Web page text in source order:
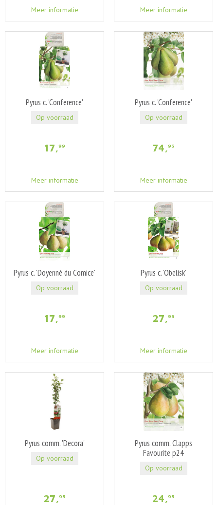
Meer informatie Meer informatie
Pyrus c. 'Conference'
17,99
Meer informatie
Op voorraad
Pyrus c. 'Conference'
74,95
Meer informatie
Op voorraad
Pyrus c. 'Doyenné du Comice'
17,99
Meer informatie
Op voorraad
Pyrus c. 'Obelisk'
27,95
Meer informatie
Op voorraad
Pyrus comm. 'Decora'
27,95
Op voorraad
Pyrus comm. Clapps
Favourite p24
24,95
Op voorraad